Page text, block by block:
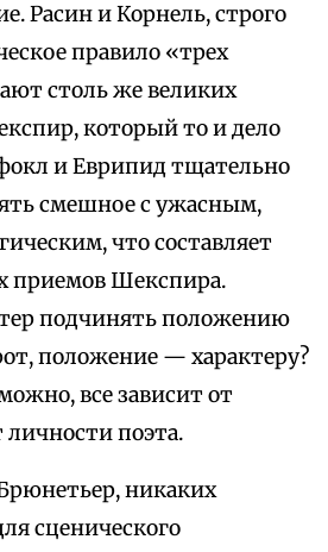
Расин и Корнель, строго
правило «трех
столь же великих
который то и дело
и Еврипид тщательно
смешное с ужасным,
что составляет
приемов Шекспира.
подчинять положению
положение — характеру?
все зависит от
поэта.
никаких
сценического